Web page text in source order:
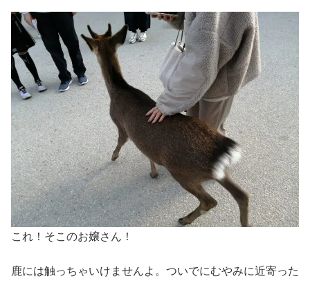
これ！そこのお嬢さん！
鹿には触っちゃいけませんよ。ついでにむやみに近寄った